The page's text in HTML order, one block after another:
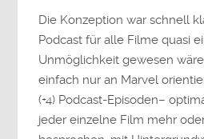
Die Konzeption war schnell
Podcast für alle Filme quasi
Unmöglichkeit gewesen
einfach nur an Marvel
(+4) Podcast-Episoden–
jeder einzelne Film mehr